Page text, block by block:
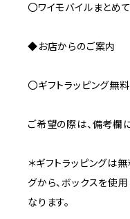
〇ワイモバイルまとめ
◆お店からのご案内
〇ギフトラッピング無料
ご希望の際は、備考欄
＊ギフトラッピングは
グから、ボックスを使
なります。